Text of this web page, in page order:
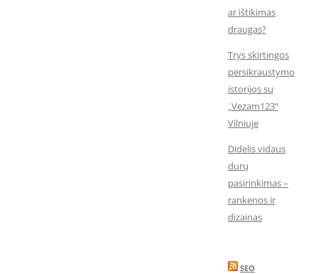
ar ištikimas
draugas?
Trys skirtingos
persikraustymo
istorijos su
„Vezam123“
Vilniuje
Didelis vidaus
durų
pasirinkimas –
rankenos ir
dizainas
SEO